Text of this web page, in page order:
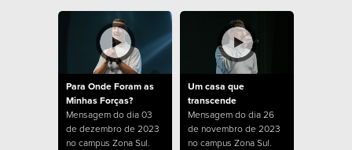
Para Onde Foram as
Minhas Forças?
Mensagem do dia 03
de dezembro de 2023
no campus Zona Sul.
Um casa que
transcende
Mensagem do dia 26
de novembro de 2023
no campus Zona Sul.